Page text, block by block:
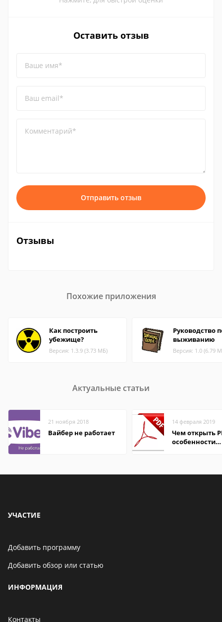
Оставить отзыв
Ваше имя*
Ваш email*
Комментарий*
Отправить отзыв
Отзывы
Похожие приложения
Как построить
убежище?
Версия: 1.3.9 (3.73 МБ)
Руководство
выживанию
Версия: 1.0 (6.79
Актуальные статьи
21 ноября 2018
Вайбер не работает
14 февраля 2019
Чем открыть
особенности
УЧАСТИЕ
Добавить программу
Добавить обзор или статью
ИНФОРМАЦИЯ
Контакты